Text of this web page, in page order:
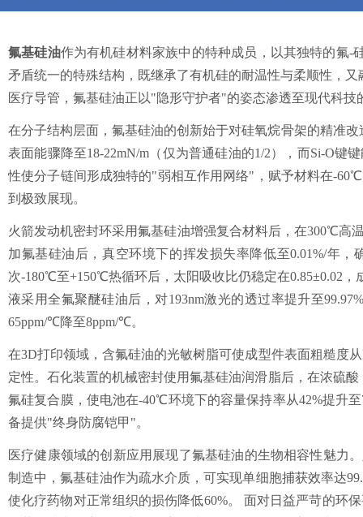
氟基硅油作为有机硅材料家族中的特种成员，以其独特的氟
矛盾统一的特殊结构，既继承了有机硅的耐温性与柔顺性，
医疗导管，氟基硅油正以"隐形守护者"的姿态渗透至现代科技
在分子结构层面，氟基硅油的创新始于对硅氧烷骨架的精准
表面能骤降至18-22mN/m（仅为普通硅油的1/2），而Si-O键
性使分子链间形成独特的"弱相互作用网络"，赋予材料在-
到极致展现。
火箭发动机密封环采用氟基硅油增强复合材料后，在300℃高
加氟基硅油后，真空环境下的挥发损失率降低至0.01%/年
次-180℃至+150℃热循环后，太阳吸收比仍稳定在0.85±0.02
液采用全氟聚醚硅油后，对193nm激光的透过率提升至
65ppm/℃降至8ppm/℃。
在3D打印领域，含氟硅油的光敏树脂可使成型件表面粗糙度
定性。石化装置的机械密封使用氟基硅油润滑脂后，在浓硫
氟硅复合膜，使电池在-40℃环境下的容量保持率从42%提升
备提供"终身防腐铠甲"。
医疗健康领域的创新应用展现了氟基硅油的生物相容性魅力
制造中，氟基硅油作为疏水介质，可实现单细胞捕获效率达
使化疗药物对正常组织的损伤降低60%。 面对日益严苛的环